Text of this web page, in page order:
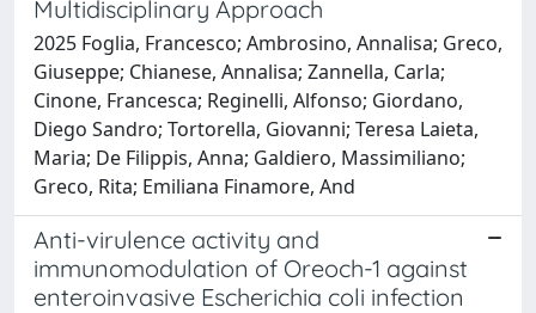
Multidisciplinary Approach
2025 Foglia, Francesco; Ambrosino, Annalisa; Greco,
Giuseppe; Chianese, Annalisa; Zannella, Carla;
Cinone, Francesca; Reginelli, Alfonso; Giordano,
Diego Sandro; Tortorella, Giovanni; Teresa Laieta,
Maria; De Filippis, Anna; Galdiero, Massimiliano;
Greco, Rita; Emiliana Finamore, And
Anti-virulence activity and
immunomodulation of Oreoch-1 against
enteroinvasive Escherichia coli infection